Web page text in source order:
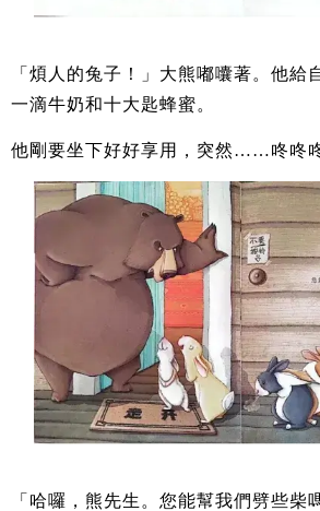
「煩人的兔子！」大熊嘟囔著。他給
一滴牛奶和十大匙蜂蜜。
他剛要坐下好好享用，突然……咚咚
「哈囉，熊先生。您能幫我們劈些柴